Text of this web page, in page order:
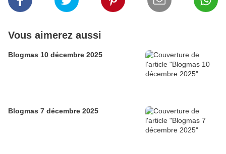
Vous aimerez aussi
Blogmas 10 décembre 2025
Blogmas 7 décembre 2025